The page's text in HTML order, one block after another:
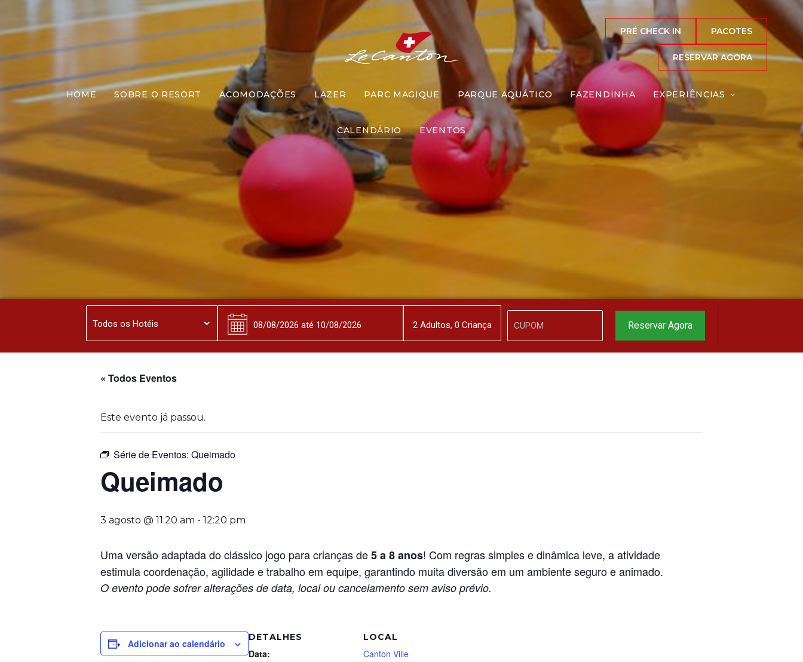
PRÉ CHECK IN PACOTES
RESERVAR AGORA
HOME SOBRE O RESORT ACOMODAÇÕES LAZER PARC MAGIQUE PARQUE AQUÁTICO FAZENDINHA EXPERIÊNCIAS
CALENDÁRIO EVENTOS
Queimado
« Todos Eventos
Este evento já passou.
Série de Eventos: Queimado
Queimado
3 agosto @ 11:20 am - 12:20 pm
Uma versão adaptada do clássico jogo para crianças de5 a 8 anos! Com regras simples e dinâmica leve, a atividade
estimula coordenação, agilidade e trabalho em equipe, garantindo muita diversão em um ambiente seguro e animado.
O evento pode sofrer alterações de data, local ou cancelamento sem aviso prévio.
Adicionar ao calendário
DETALHES
Data:
LOCAL
Canton Ville
2Adultos, 0 Criança Reservar Agora